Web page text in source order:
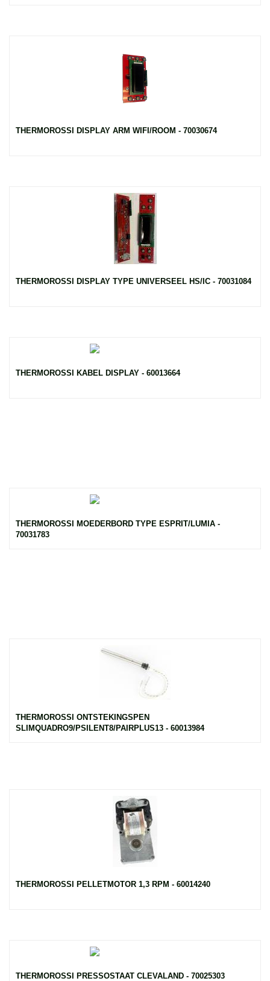
THERMOROSSI DISPLAY ARM WIFI/ROOM - 70030674
THERMOROSSI DISPLAY TYPE UNIVERSEEL HS/IC - 70031084
THERMOROSSI KABEL DISPLAY - 60013664
THERMOROSSI MOEDERBORD TYPE ESPRIT/LUMIA -
70031783
THERMOROSSI ONTSTEKINGSPEN
SLIMQUADRO9/PSILENT8/PAIRPLUS13 - 60013984
THERMOROSSI PELLETMOTOR 1,3 RPM - 60014240
THERMOROSSI PRESSOSTAAT CLEVALAND - 70025303